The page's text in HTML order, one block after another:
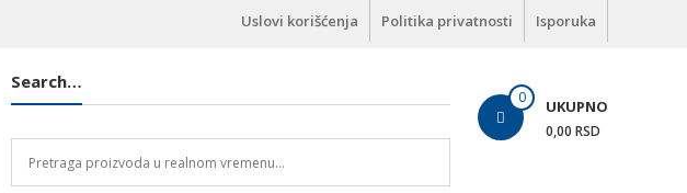
Uslovi korišćenja Politika privatnosti Isporuka
0 UKUPNO
0,00 RSD
Search…